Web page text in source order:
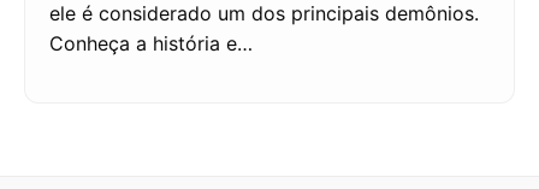
ele é considerado um dos principais demônios.
Conheça a história e…